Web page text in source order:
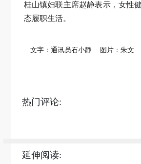
桂山镇妇联主席赵静表示，女性
态履职生活。
文字：通讯员石小静 图片：朱文
热门评论:
延伸阅读: